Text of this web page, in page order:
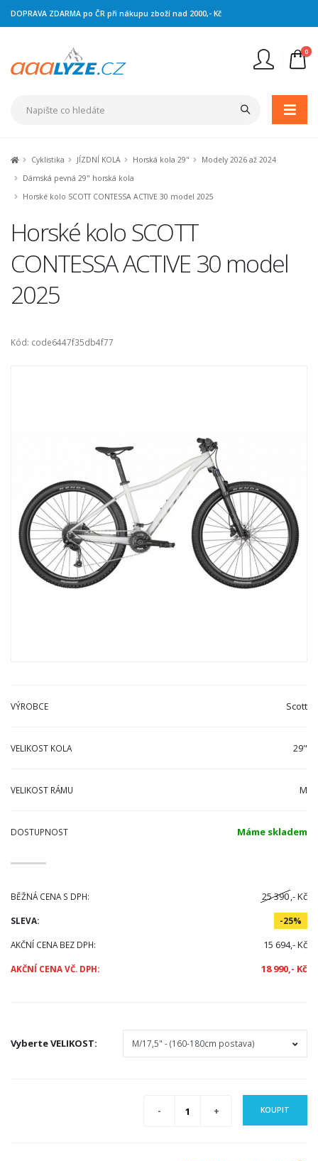
DOPRAVA ZDARMA po ČR při nákupu zboží nad 2000,- Kč
0
Cyklistika JÍZDNÍ KOLA Horská kola 29"
Modely 2026 až 2024
Dámská pevná 29" horská kola
Horské kolo SCOTT CONTESSA ACTIVE 30 model 2025
Horské kolo SCOTT
CONTESSA ACTIVE 30 model
2025
Kód: code6447f35db4f77
VÝROBCE Scott
VELIKOST KOLA 29"
VELIKOST RÁMU M
DOSTUPNOST Máme skladem
BĚŽNÁ CENA S DPH: 25 390,- Kč
SLEVA: -25%
AKČNÍ CENA BEZ DPH: 15 694,- Kč
AKČNÍ CENA VČ. DPH: 18 990,- Kč
VyberteVELIKOST:
KOUPIT